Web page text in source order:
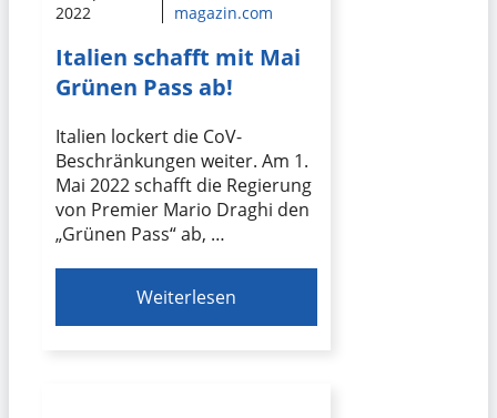
2022
magazin.com
Italien schafft mit Mai
Grünen Pass ab!
Italien lockert die CoV-
Beschränkungen weiter. Am 1.
Mai 2022 schafft die Regierung
von Premier Mario Draghi den
„Grünen Pass“ ab, …
Weiterlesen